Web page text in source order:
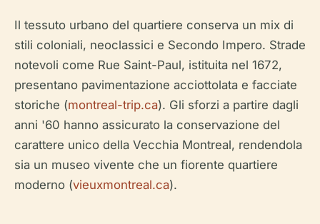
Il tessuto urbano del quartiere conserva un mix di
stili coloniali, neoclassici e Secondo Impero. Strade
notevoli come Rue Saint-Paul, istituita nel 1672,
presentano pavimentazione acciottolata e facciate
storiche (montreal-trip.ca). Gli sforzi a partire dagli
anni '60 hanno assicurato la conservazione del
carattere unico della Vecchia Montreal, rendendola
sia un museo vivente che un fiorente quartiere
moderno (vieuxmontreal.ca).